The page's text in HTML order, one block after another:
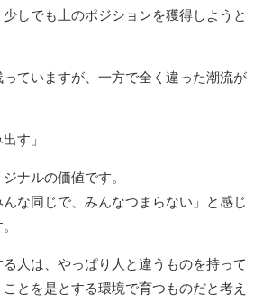
しでも上のポジションを獲得しようと
ていますが、一方で全く違った潮流が
す」
ナルの価値です。
な同じで、みんなつまらない」と感じ
人は、やっぱり人と違うものを持って
とを是とする環境で育つものだと考え